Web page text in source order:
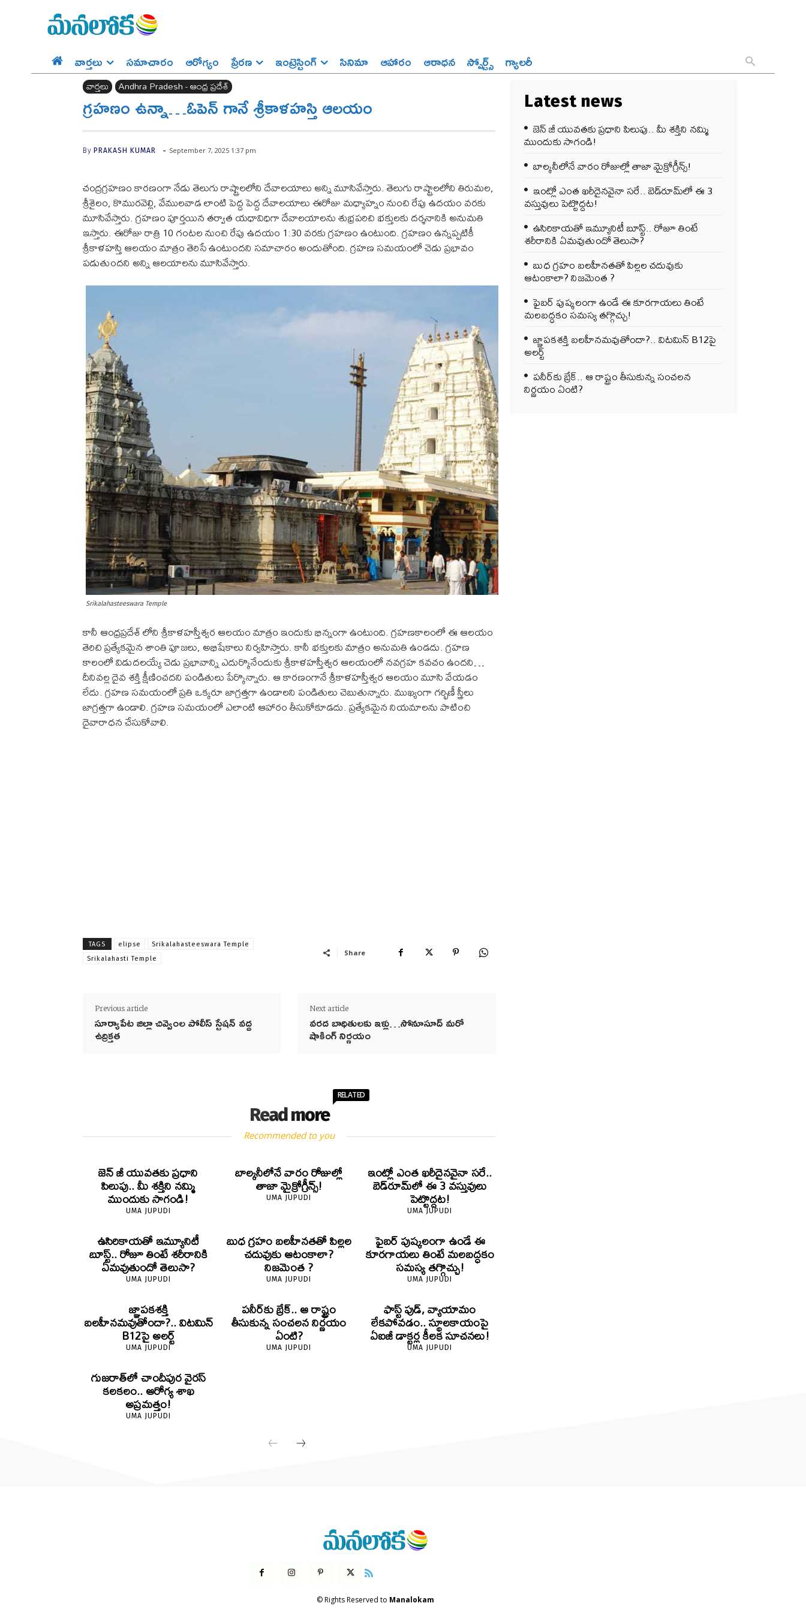
వార్తలు సమాచారం ఆరోగ్యం ప్రేర‌ణ‌ ఇంట్రెస్టింగ్‌ సినిమా ఆహారం ఆరాధన స్పోర్ట్స్‌ గ్యాలరీ
వార్తలు Andhra Pradesh - ఆంధ్ర ప్రదేశ్‌
గ్రహణం ఉన్నా…ఓపెన్ గానే శ్రీకాళహస్తి ఆలయం
By PRAKASH KUMAR - September 7, 2025 1:37 pm
చంద్రగ్రహణం కారణంగా నేడు తెలుగు రాష్ట్రాలలోని దేవాలయాలు అన్ని మూసివేస్తారు. తెలుగు రాష్ట్రాలలోని తిరుమల,
శ్రీశైలం, కొమురవెల్లి, వేములవాడ లాంటి పెద్ద పెద్ద దేవాలయాలు ఈరోజు మధ్యాహ్నం నుంచి రేపు ఉదయం వరకు
మూసివేస్తారు. గ్రహణం పూర్తయిన తర్వాత యధావిధిగా దేవాలయాలను శుభ్రపరిచి భక్తులకు దర్శనానికి అనుమతి
ఇస్తారు. ఈరోజు రాత్రి 10 గంటల నుంచి రేపు ఉదయం 1:30 వరకు గ్రహణం ఉంటుంది. గ్రహణం ఉన్నప్పటికీ
శ్రీకాళహస్తి ఆలయం మాత్రం తెరిసే ఉంటుందని సమాచారం అందుతోంది. గ్రహణ సమయంలో చెడు ప్రభావం
పడుతుందని అన్ని ఆలయాలను మూసివేస్తారు.
Srikalahasteeswara Temple
కానీ ఆంధ్రప్రదేశ్ లోని శ్రీకాళహస్తీశ్వర ఆలయం మాత్రం ఇందుకు భిన్నంగా ఉంటుంది. గ్రహణకాలంలో ఈ ఆలయం
తెరిచి ప్రత్యేకమైన శాంతి పూజలు, అభిషేకాలు నిర్వహిస్తారు. కానీ భక్తులకు మాత్రం అనుమతి ఉండదు. గ్రహణ
కాలంలో విడుదలయ్యే చెడు ప్రభావాన్ని ఎదుర్కొనేందుకు శ్రీకాళహస్తీశ్వర ఆలయంలో నవగ్రహ కవచం ఉందని…
దీనివల్ల దైవ శక్తి క్షీణించదని పండితులు పేర్కొన్నారు. ఆ కారణంగానే శ్రీకాళహస్తీశ్వర ఆలయం మూసి వేయడం
లేదు. గ్రహణ సమయంలో ప్రతి ఒక్కరూ జాగ్రత్తగా ఉండాలని పండితులు చెబుతున్నారు. ముఖ్యంగా గర్భిణీ స్త్రీలు
జాగ్రత్తగా ఉండాలి. గ్రహణ సమయంలో ఎలాంటి ఆహారం తీసుకోకూడదు. ప్రత్యేకమైన నియమాలను పాటించి
దైవారాధన చేసుకోవాలి.
TAGS elipse
Srikalahasteeswara Temple
Srikalahasti Temple
Share
Previous article
సూర్యాపేట జిల్లా చివ్వెంల పోలీస్ స్టేషన్ వద్ద
ఉద్రిక్తత
Next article
వరద బాధితులకు ఇళ్లు…సోనూసూద్ మ‌రో
షాకింగ్ నిర్ణ‌యం
Read more
RELATED
Recommended to you
జెన్‌ జీ యువతకు ప్రధాని
పిలుపు.. మీ శక్తిని నమ్మి
ముందుకు సాగండి!
UMA JUPUDI
బాల్కనీలోనే వారం రోజుల్లో
తాజా మైక్రోగ్రీన్స్‌!
UMA JUPUDI
ఇంట్లో ఎంత ఖరీదైనవైనా సరే..
బెడ్‌రూమ్‌లో ఈ 3 వస్తువులు
పెట్టొద్దట!
UMA JUPUDI
ఉసిరికాయతో ఇమ్యూనిటీ
బూస్ట్‌.. రోజూ తింటే శరీరానికి
ఏమవుతుందో తెలుసా?
UMA JUPUDI
బుధ గ్రహం బలహీనతతో పిల్లల
చదువుకు ఆటంకాలా?
నిజమెంత ?
UMA JUPUDI
ఫైబర్‌ పుష్కలంగా ఉండే ఈ
కూరగాయలు తింటే మలబద్ధకం
సమస్య తగ్గొచ్చు!
UMA JUPUDI
జ్ఞాపకశక్తి
బలహీనమవుతోందా?.. విటమిన్
B12పై అలర్ట్
UMA JUPUDI
పనీర్‌కు బ్రేక్.. ఆ రాష్ట్రం
తీసుకున్న సంచలన నిర్ణయం
ఏంటి?
UMA JUPUDI
ఫాస్ట్ ఫుడ్, వ్యాయామం
లేకపోవడం.. స్థూలకాయంపై
ఏఐజీ డాక్టర్ల కీలక సూచనలు!
UMA JUPUDI
గుజరాత్‌లో చాందీపుర వైరస్
కలకలం.. ఆరోగ్య శాఖ
అప్రమత్తం!
UMA JUPUDI
Latest news
జెన్‌ జీ యువతకు ప్రధాని పిలుపు.. మీ శక్తిని నమ్మి
ముందుకు సాగండి!
బాల్కనీలోనే వారం రోజుల్లో తాజా మైక్రోగ్రీన్స్‌!
ఇంట్లో ఎంత ఖరీదైనవైనా సరే.. బెడ్‌రూమ్‌లో ఈ 3
వస్తువులు పెట్టొద్దట!
ఉసిరికాయతో ఇమ్యూనిటీ బూస్ట్‌.. రోజూ తింటే
శరీరానికి ఏమవుతుందో తెలుసా?
బుధ గ్రహం బలహీనతతో పిల్లల చదువుకు
ఆటంకాలా? నిజమెంత ?
ఫైబర్‌ పుష్కలంగా ఉండే ఈ కూరగాయలు తింటే
మలబద్ధకం సమస్య తగ్గొచ్చు!
జ్ఞాపకశక్తి బలహీనమవుతోందా?.. విటమిన్ B12పై
అలర్ట్
పనీర్‌కు బ్రేక్.. ఆ రాష్ట్రం తీసుకున్న సంచలన
నిర్ణయం ఏంటి?
© Rights Reserved to Manalokam